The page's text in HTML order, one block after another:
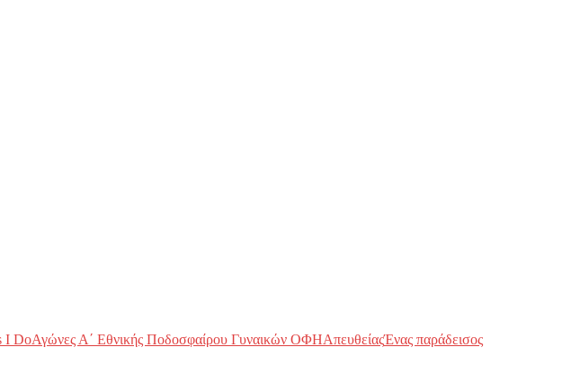
I DoΑγώνες Α΄ Εθνικής Ποδοσφαίρου Γυναικών ΟΦΗΑπευθείαςΈνας παράδεισος